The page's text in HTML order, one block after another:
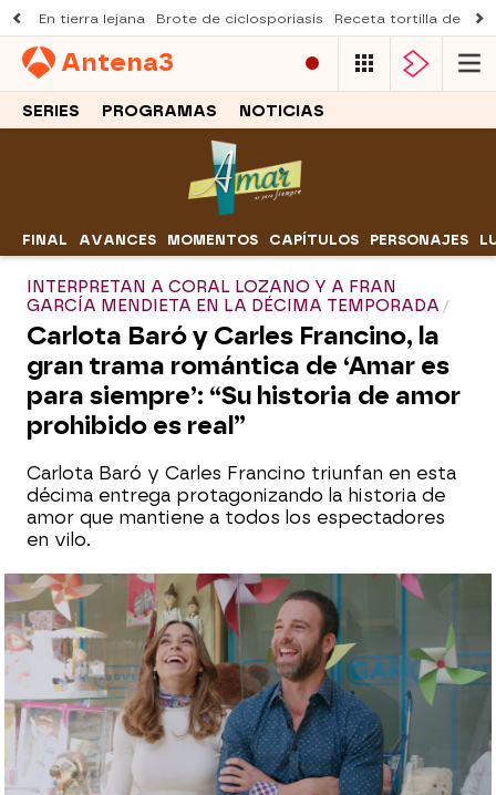
En tierra lejana Brote de ciclosporiasis Receta tortilla de
Antena3
SERIES PROGRAMAS NOTICIAS
FINAL AVANCES MOMENTOS CAPÍTULOS PERSONAJES
INTERPRETAN A CORAL LOZANO Y A FRAN
GARCÍA MENDIETA EN LA DÉCIMA TEMPORADA
Carlota Baró y Carles Francino, la
gran trama romántica de ‘Amar es
para siempre’: “Su historia de amor
prohibido es real”
Carlota Baró y Carles Francino triunfan en esta
décima entrega protagonizando la historia de
amor que mantiene a todos los espectadores
en vilo.
antena3.com
Madrid
Publicado: 25 de noviembre de 2021, 14:02